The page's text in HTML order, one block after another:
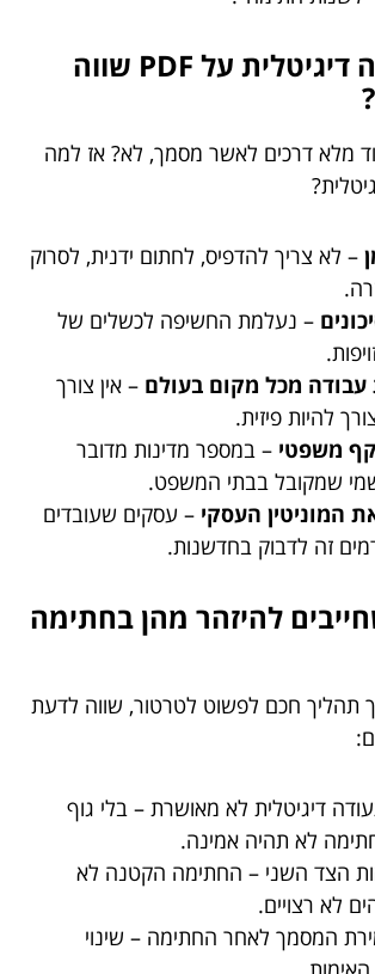
למה חתימה דיגיטלית על PDF שווה
מלא דרכים לאשר מסמך, לא? אז למה
– לא צריך להדפיס, לחתום ידנית, לסרוק
– נעלמת החשיפה לכשלים של
מכל מקום בעולם – אין צורך
להיות פיזית.
משפטי – במספר מדינות מדובר
שמקובל בבתי המשפט.
המוניטין העסקי – עסקים שעובדים
זה לדבוק בחדשנות.
להיזהר מהן בחתימה
תהליך חכם לפשוט לטרטור, שווה לדעת
דיגיטלית לא מאושרת – בלי גוף
לא תהיה אמינה.
הצד השני – החתימה הקטנה לא
לא רצויים.
המסמך לאחר החתימה – שינוי